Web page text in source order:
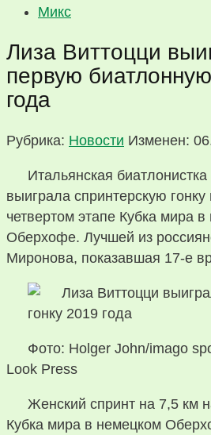
Микс
Лиза Виттоцци
первую
года
Рубрика: Новости Изменен:
Итальянская
выиграла спринтерскую
четвертом этапе Кубка мира
Оберхофе. Лучшей из
Миронова, показавшая 17-е
Фото: Holger John/imago
Look Press
Женский спринт на 7,5 км
Кубка мира в немецком